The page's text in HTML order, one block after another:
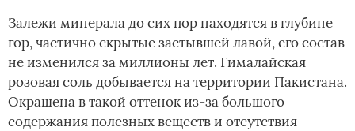
Залежи минерала до сих пор находятся в глубине
гор, частично скрытые застывшей лавой, его состав
не изменился за миллионы лет. Гималайская
розовая соль добывается на территории Пакистана.
Окрашена в такой оттенок из-за большого
содержания полезных веществ и отсутствия